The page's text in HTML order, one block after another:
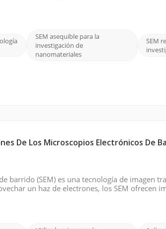
y otr...
SEM asequible para la
investigación de
nanomateriales
SEM
De Los Microscopios Electrónicos De
barrido (SEM) es una tecnología de imagen
un haz de electrones, los SEM ofrecen